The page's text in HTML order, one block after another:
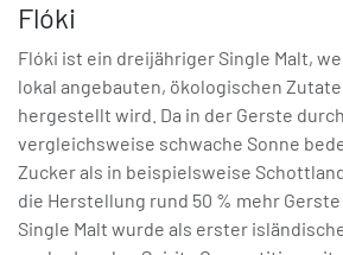
Flóki
Flóki ist ein dreijähriger Single Malt,
lokal angebauten, ökologischen
hergestellt wird. Da in der Gerste
vergleichsweise schwache Sonne
Zucker als in beispielsweise
die Herstellung rund 50 % mehr
Single Malt wurde als erster